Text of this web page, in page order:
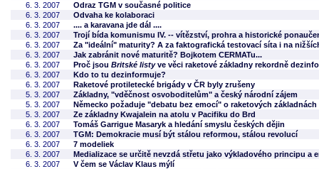
6. 3. 2007
Odraz TGM v současné politice
6. 3. 2007
Odvaha ke kolaboraci
6. 3. 2007
.... a karavana jde dál ....
6. 3. 2007
Trojí bída komunismu IV. -- vítězství, prohra a historické
6. 3. 2007
Za "ideální" maturity? A za faktografická testovací síta i na
6. 3. 2007
Jak zabránit nové maturitě? Bojkotem CERMATu...
6. 3. 2007
Proč jsou Britské listyve věci raketové základny rekordně
6. 3. 2007
Kdo to tu dezinformuje?
6. 3. 2007
Raketové protiletecké brigády v ČR byly zrušeny
5. 3. 2007
Základny, "vděčnost osvoboditelům" a český národní zájem
5. 3. 2007
Německo požaduje "debatu bez emocí" o raketových základnách
5. 3. 2007
Ze základny Kwajalein na atolu v Pacifiku do Brd
6. 3. 2007
Tomáš Garrigue Masaryk a hledání smyslu českých dějin
6. 3. 2007
TGM: Demokracie musí být stálou reformou, stálou revolucí
6. 3. 2007
7 modeliek
6. 3. 2007
Medializace se určitě nevzdá střetu jako výkladového principu
6. 3. 2007
V čem se Václav Klaus mýlí